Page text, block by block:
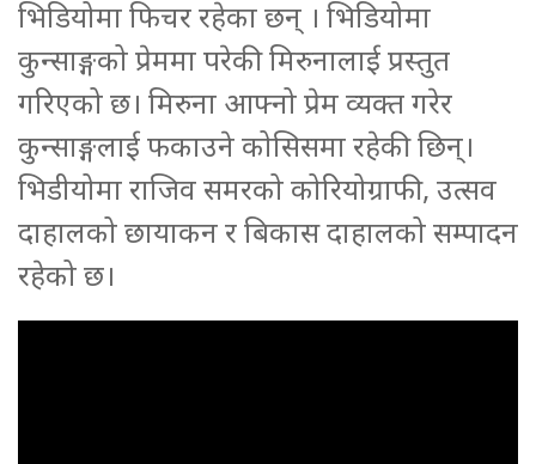
भिडियोमा फिचर रहेका छन् । भिडियोमा
कुन्साङ्गको प्रेममा परेकी मिरुनालाई प्रस्तुत
गरिएको छ। मिरुना आफ्नो प्रेम व्यक्त गरेर
कुन्साङ्गलाई फकाउने कोसिसमा रहेकी छिन्।
भिडीयोमा राजिव समरको कोरियोग्राफी, उत्सव
दाहालको छायाकन र बिकास दाहालको सम्पादन
रहेको छ।